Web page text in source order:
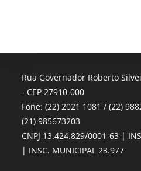
Rua Governador Roberto
- CEP 27910-000
Fone: (22) 2021 1081 / (22)
(21) 985673203
CNPJ 13.424.829/0001-63 |
| INSC. MUNICIPAL 23.977